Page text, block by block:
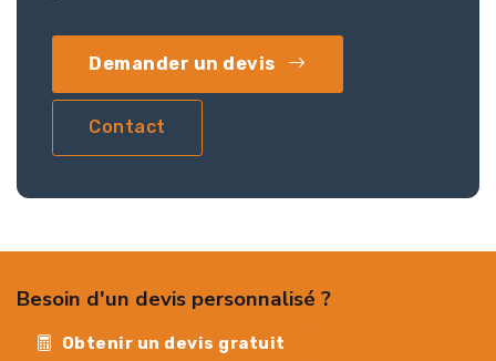
Demander un devis
Contact
Besoin d'un devis personnalisé ?
Obtenir un devis gratuit